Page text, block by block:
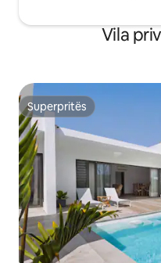
Vila
Superpritës
Superpritës